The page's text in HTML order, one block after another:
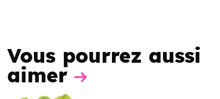
Vous pourrez aussi
aimer